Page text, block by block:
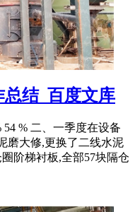
结_百度文库
54 % 二、一季度在设备
磨大修,更换了二线水泥
阶梯衬板,全部57块隔仓